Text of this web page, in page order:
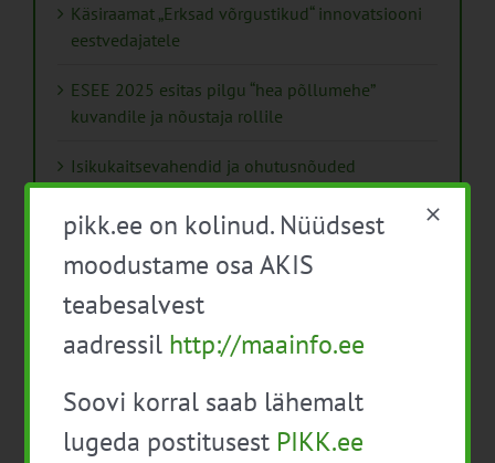
Käsiraamat „Erksad võrgustikud“ innovatsiooni
eestvedajatele
ESEE 2025 esitas pilgu “hea põllumehe”
kuvandile ja nõustaja rollile
Isikukaitsevahendid ja ohutusnõuded
taimekaitsetöödel
Arhiiv
Arhiiv
pikk.ee on kolinud. Nüüdsest
moodustame osa AKIS
teabesalvest
aadressil http://maainfo.ee
Soovi korral saab lähemalt
lugeda postitusest PIKK.ee